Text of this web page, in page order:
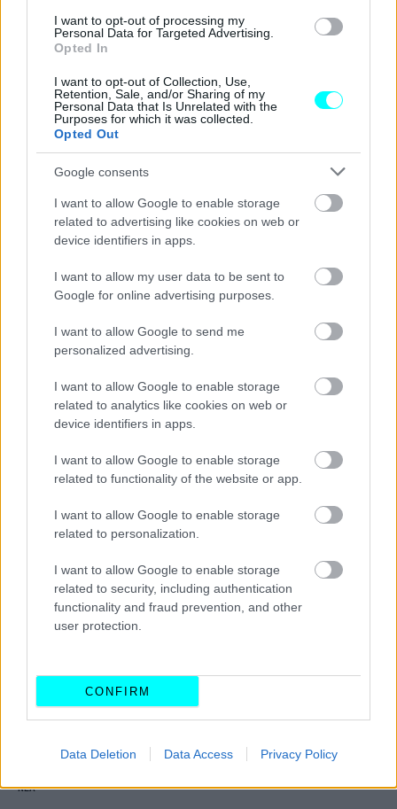
I want to opt-out of processing my
Personal Data for Targeted Advertising.
Opted In
I want to opt-out of Collection, Use,
Retention, Sale, and/or Sharing of my
Personal Data that Is Unrelated with the
Purposes for which it was collected.
Opted Out
Google consents
I want to allow Google to enable storage
related to advertising like cookies on web or
device identifiers in apps.
I want to allow my user data to be sent to
Google for online advertising purposes.
I want to allow Google to send me
personalized advertising.
I want to allow Google to enable storage
related to analytics like cookies on web or
device identifiers in apps.
I want to allow Google to enable storage
related to functionality of the website or app.
I want to allow Google to enable storage
related to personalization.
I want to allow Google to enable storage
related to security, including authentication
functionality and fraud prevention, and other
user protection.
CONFIRM
Data Deletion Data Access Privacy Policy
Σπάει ταμεία το αυτοκίνητο του
Ερντογάν -Κέρδισε σε πωλήσεις όλους
τους ανταγωνιστές
CAR & MOTOR TEAM
Αυτά είναι τα αυτοκίνητα που αγοράζουν
στην Τουρκία -Πόσοι προτιμούν το
μοντέλο του Ερντογάν;
ΝΕΑ